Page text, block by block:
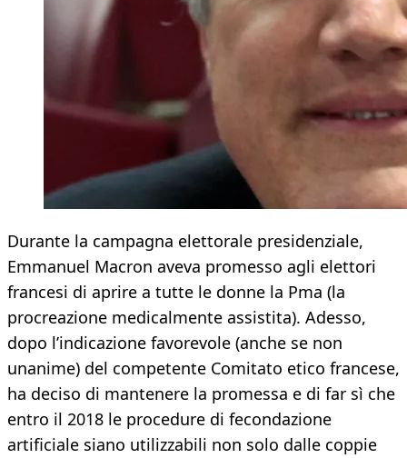
Durante la campagna elettorale presidenziale,
Emmanuel Macron aveva promesso agli elettori
francesi di aprire a tutte le donne la Pma (la
procreazione medicalmente assistita). Adesso,
dopo l’indicazione favorevole (anche se non
unanime) del competente Comitato etico francese,
ha deciso di mantenere la promessa e di far sì che
entro il 2018 le procedure di fecondazione
artificiale siano utilizzabili non solo dalle coppie